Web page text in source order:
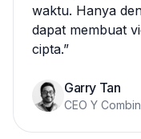
waktu. Hanya
dapat membuat
cipta.”
Garry Tan
CEO Y